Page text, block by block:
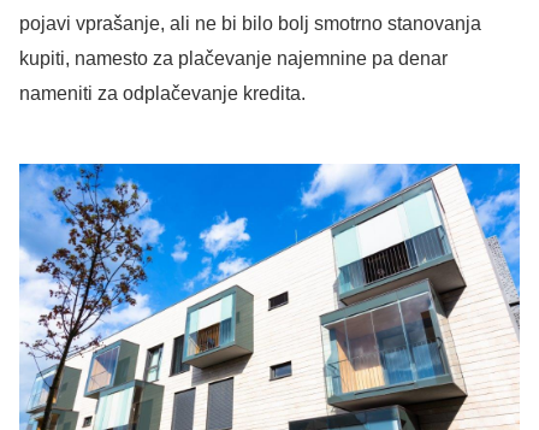
pojavi vprašanje, ali ne bi bilo bolj smotrno stanovanja
kupiti, namesto za plačevanje najemnine pa denar
nameniti za odplačevanje kredita.